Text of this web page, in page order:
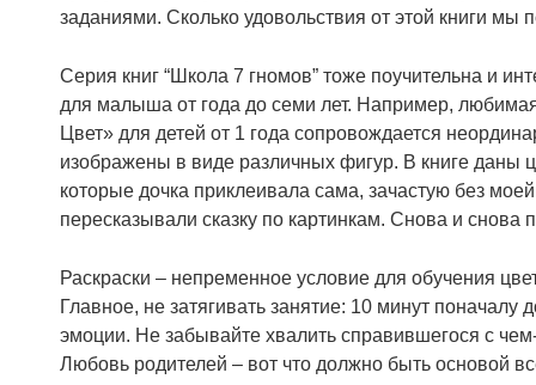
заданиями. Сколько удовольствия от этой книги мы
Серия книг “Школа 7 гномов” тоже поучительна и
для малыша от года до семи лет. Например,
Цвет» для детей от 1 года сопровождается
изображены в виде различных фигур. В книге даны
которые дочка приклеивала сама, зачастую без
пересказывали сказку по картинкам. Снова и
Раскраски – непременное условие для обучения
Главное, не затягивать занятие: 10 минут
эмоции. Не забывайте хвалить справившегося с
Любовь родителей – вот что должно быть основой